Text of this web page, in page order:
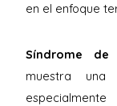
en el enfoque
Síndrome de
muestra